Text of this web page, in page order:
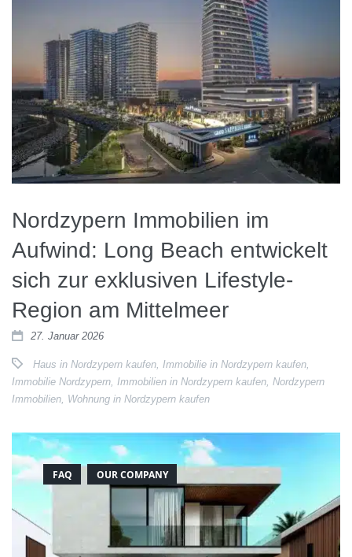
Nordzypern Immobilien im
Aufwind: Long Beach entwickelt
sich zur exklusiven Lifestyle-
Region am Mittelmeer
27. Januar 2026
Haus in Nordzypern kaufen, Immobilie in Nordzypern kaufen,
Immobilie Nordzypern, Immobilien in Nordzypern kaufen, Nordzypern
Immobilien, Wohnung in Nordzypern kaufen
FAQ OUR COMPANY